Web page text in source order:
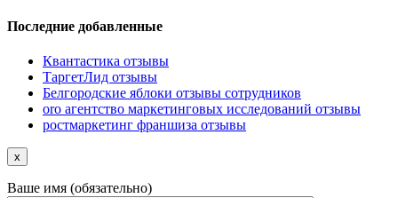
Последние добавленные
Квантастика отзывы
ТаргетЛид отзывы
Белгородские яблоки отзывы сотрудников
oro агентство маркетинговых исследований отзывы
ростмаркетинг франшиза отзывы
x
Ваше имя (обязательно)